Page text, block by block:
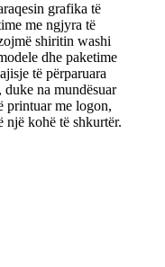
grafika të
me ngjyra të
shiritin washi
dhe paketime
të përparuara
na mundësuar
printuar me logon,
një kohë të shkurtër.